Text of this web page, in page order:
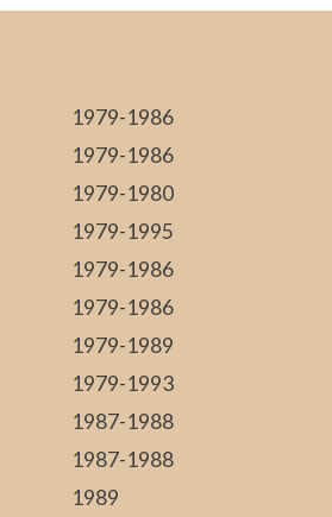
1979-1986
1979-1986
1979-1980
1979-1995
1979-1986
1979-1986
1979-1989
1979-1993
1987-1988
1987-1988
1989